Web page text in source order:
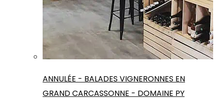
ANNULÉE - BALADES VIGNERONNES EN
GRAND CARCASSONNE - DOMAINE PY